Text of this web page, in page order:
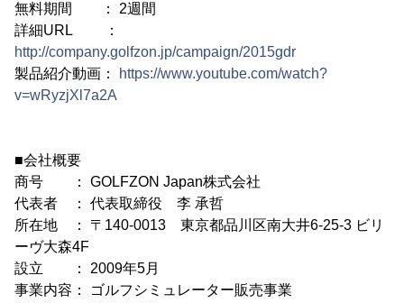
無料期間 ： 2週間
詳細URL ：
http://company.golfzon.jp/campaign/2015gdr
製品紹介動画：
https://www.youtube.com/watch?
v=wRyzjXl7a2A
■会社概要
商号 ： GOLFZON Japan株式会社
代表者 ： 代表取締役 李 承哲
所在地 ： 〒140-0013 東京都品川区南大井6-25-3 ビリ
ーヴ大森4F
設立 ： 2009年5月
事業内容： ゴルフシミュレーター販売事業